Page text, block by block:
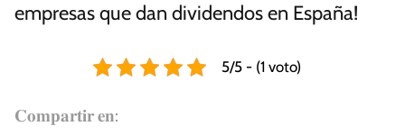
empresas que dan dividendos en España!
5/5 - (1 voto)
𝐂𝐨𝐦𝐩𝐚𝐫𝐭𝐢𝐫 𝐞𝐧: